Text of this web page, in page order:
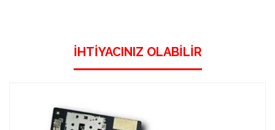
İHTIYACINIZ OLABILIR